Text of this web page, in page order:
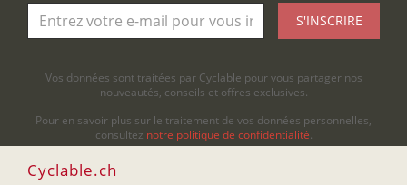
S'INSCRIRE
Vos données sont traitées par Cyclable pour vous partager nos
nouveautés, conseils et offres exclusives.
Pour en savoir plus sur le traitement de vos données personnelles,
consultez notre politique de confidentialité.
Cyclable.ch